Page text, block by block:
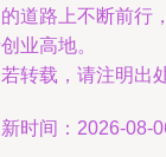
道路上不断前行
业高地。
转载，请注明出
时间：2026-08-